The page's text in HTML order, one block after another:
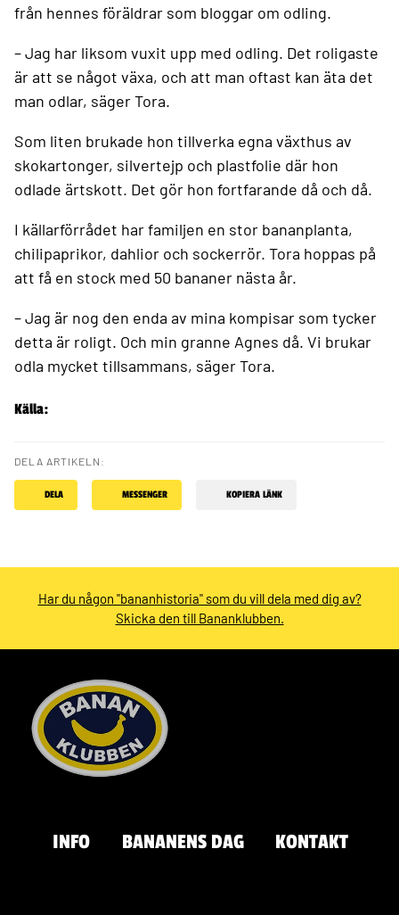
från hennes föräldrar som bloggar om odling.
– Jag har liksom vuxit upp med odling. Det roligaste
är att se något växa, och att man oftast kan äta det
man odlar, säger Tora.
Som liten brukade hon tillverka egna växthus av
skokartonger, silvertejp och plastfolie där hon
odlade ärtskott. Det gör hon fortfarande då och då.
I källarförrådet har familjen en stor bananplanta,
chilipaprikor, dahlior och sockerrör. Tora hoppas på
att få en stock med 50 bananer nästa år.
– Jag är nog den enda av mina kompisar som tycker
detta är roligt. Och min granne Agnes då. Vi brukar
odla mycket tillsammans, säger Tora.
Källa:
DELA ARTIKELN:
DELA MESSENGER KOPIERA LÄNK
Har du någon "bananhistoria" som du vill dela med dig av?
Skicka den till Bananklubben.
INFO BANANENS DAG KONTAKT